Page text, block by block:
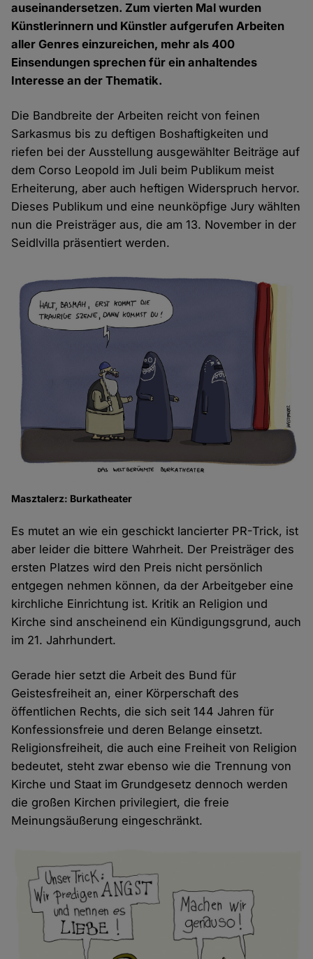
auseinandersetzen. Zum vierten Mal wurden
Künstlerinnern und Künstler aufgerufen Arbeiten
aller Genres einzureichen, mehr als 400
Einsendungen sprechen für ein anhaltendes
Interesse an der Thematik.
Die Bandbreite der Arbeiten reicht von feinen
Sarkasmus bis zu deftigen Boshaftigkeiten und
riefen bei der Ausstellung ausgewählter Beiträge auf
dem Corso Leopold im Juli beim Publikum meist
Erheiterung, aber auch heftigen Widerspruch hervor.
Dieses Publikum und eine neunköpfige Jury wählten
nun die Preisträger aus, die am 13. November in der
Seidlvilla präsentiert werden.
Masztalerz: Burkatheater
Es mutet an wie ein geschickt lancierter PR-Trick, ist
aber leider die bittere Wahrheit. Der Preisträger des
ersten Platzes wird den Preis nicht persönlich
entgegen nehmen können, da der Arbeitgeber eine
kirchliche Einrichtung ist. Kritik an Religion und
Kirche sind anscheinend ein Kündigungsgrund, auch
im 21. Jahrhundert.
Gerade hier setzt die Arbeit des Bund für
Geistesfreiheit an, einer Körperschaft des
öffentlichen Rechts, die sich seit 144 Jahren für
Konfessionsfreie und deren Belange einsetzt.
Religionsfreiheit, die auch eine Freiheit von Religion
bedeutet, steht zwar ebenso wie die Trennung von
Kirche und Staat im Grundgesetz dennoch werden
die großen Kirchen privilegiert, die freie
Meinungsäußerung eingeschränkt.